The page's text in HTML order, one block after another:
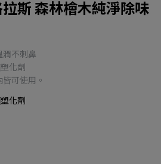
拉斯 森林檜木純淨除味
不刺鼻
化劑
可使用。
化劑